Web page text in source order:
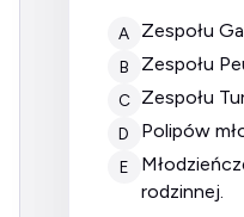
A zespołu
B zespołu
C zespołu
D polipów
E
młodzieńczej polipowatości
rodzinnej.